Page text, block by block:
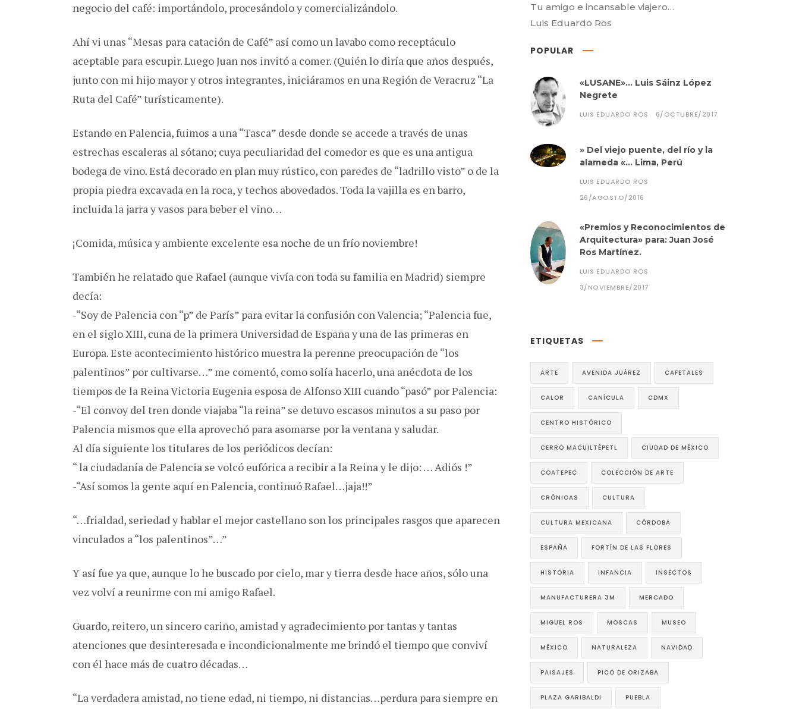
negocio del café: importándolo, procesándolo y comercializándolo.
Ahí vi unas “Mesas para catación de Café” así como un lavabo como receptáculo
aceptable para escupir. Luego Juan nos invitó a comer. (Quién lo diría que años después,
junto con mi hijo mayor y otros integrantes, iniciáramos en una Región de Veracruz “La
Ruta del Café” turísticamente).
Estando en Palencia, fuimos a una “Tasca” desde donde se accede a través de unas
estrechas escaleras al sótano; cuya peculiaridad del comedor es que es una antigua
bodega de vino. Está decorado en plan muy rústico, con paredes de “ladrillo visto” o de la
propia piedra excavada en la roca, y techos abovedados. Toda la vajilla es en barro,
incluida la jarra y vasos para beber el vino…
¡Comida, música y ambiente excelente esa noche de un frío noviembre!
También he relatado que Rafael (aunque vivía con toda su familia en Madrid) siempre
decía:
-“Soy de Palencia con “p” de París” para evitar la confusión con Valencia; “Palencia fue,
en el siglo XIII, cuna de la primera Universidad de España y una de las primeras en
Europa. Este acontecimiento histórico muestra la perenne preocupación de “los
palentinos” por cultivarse…” me comentó, como solía hacerlo, una anécdota de los
tiempos de la Reina Victoria Eugenia esposa de Alfonso XIII cuando “pasó” por Palencia:
-“El convoy del tren donde viajaba “la reina” se detuvo escasos minutos a su paso por
Palencia mismos que ella aprovechó para asomarse por la ventana y saludar.
Al día siguiente los titulares de los periódicos decían:
“ la ciudadanía de Palencia se volcó eufórica a recibir a la Reina y le dijo: … Adiós !”
-“Así somos la gente aquí en Palencia, continuó Rafael…jaja!!”
“…frialdad, seriedad y hablar el mejor castellano son los principales rasgos que aparecen
vinculados a “los palentinos”…”
Y así fue ya que, aunque lo he buscado por cielo, mar y tierra desde hace años, sólo una
vez volví a reunirme con mi amigo Rafael.
Guardo, reitero, un sincero cariño, amistad y agradecimiento por tantas y tantas
atenciones que desinteresada e incondicionalmente me brindó el tiempo que conviví
con él hace más de cuatro décadas…
“La verdadera amistad, no tiene edad, ni tiempo, ni distancias…perdura para siempre en
Tu amigo e incansable viajero…
Luis Eduardo Ros
POPULAR
«LUSANE»… Luis Sáinz López
Negrete
LUIS EDUARDO ROS 6/OCTUBRE/2017
» Del viejo puente, del río y la
alameda «… Lima, Perú
LUIS EDUARDO ROS
26/AGOSTO/2016
«Premios y Reconocimientos de
Arquitectura» para: Juan José
Ros Martínez.
LUIS EDUARDO ROS
3/NOVIEMBRE/2017
ETIQUETAS
ARTE AVENIDA JUÁREZ CAFETALES
CALOR CANÍCULA CDMX
CENTRO HISTÓRICO
CERRO MACUILTÉPETL CIUDAD DE MÉXICO
COATEPEC COLECCIÓN DE ARTE
CRÓNICAS CULTURA
CULTURA MEXICANA CÓRDOBA
ESPAÑA FORTÍN DE LAS FLORES
HISTORIA INFANCIA INSECTOS
MANUFACTURERA 3M MERCADO
MIGUEL ROS MOSCAS MUSEO
MÉXICO NATURALEZA NAVIDAD
PAISAJES PICO DE ORIZABA
PLAZA GARIBALDI PUEBLA